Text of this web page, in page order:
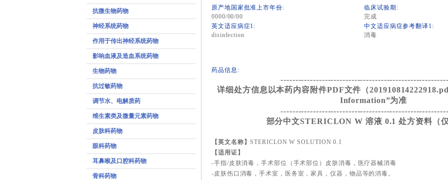
抗微生物药物
神经系统药物
作用于传出神经系统药物
影响血液及造血系统药物
生物药物
抗过敏药物
调节水、电解质药
维生素类及微量元素药物
皮肤科药物
眼科药物
耳鼻喉及口腔科药物
骨科药物
原产地国家批准上市年份:
0000/00/00
英文适应病症1:
disinfection
临床试验期:
完成
中文适应病症参考翻译1:
消毒
药品信息:
详细处方信息以本药内容附件PDF文件（
Information”为准
部分中文STERICLON W 溶液 0.1 处方资料（仅
【英文名称】STERICLON W SOLUTION 0.1
【适用证】
-手指/皮肤消毒，手术部位（手术部位）皮肤消毒，医疗器械消毒
-皮肤伤口消毒，手术室，医务室，家具，仪器，物品等的消毒。